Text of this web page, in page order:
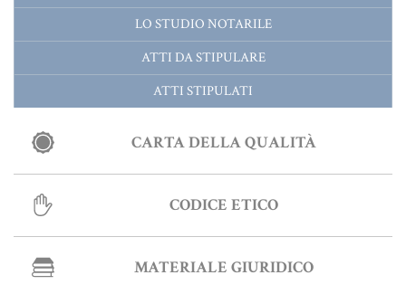
LO STUDIO NOTARILE
ATTI DA STIPULARE
ATTI STIPULATI
CARTA DELLA QUALITÀ
CODICE ETICO
MATERIALE GIURIDICO